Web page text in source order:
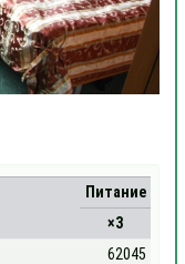
Питание
×3
62045